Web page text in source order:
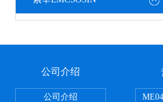
公司介绍
公司介绍